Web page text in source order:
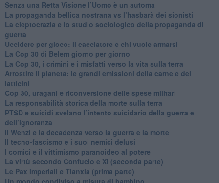
Senza una Retta Visione l’Uomo è un automa
​La propaganda bellica nostrana vs l’hasbarà dei sionisti
​La cleptocrazia e lo studio sociologico della propaganda di
guerra
​Uccidere per gioco: il cacciatore e chi vuole armarsi
​La Cop 30 di Belem giorno per giorno
La Cop 30, i crimini e i misfatti verso la vita sulla terra
Arrostire il pianeta: le grandi emissioni della carne e dei
latticini
​Cop 30, uragani e riconversione delle spese militari
La responsabilità storica della morte sulla terra
PTSD e suicidi svelano l’intento suicidario della guerra e
dell’ignoranza
Il Wenzi e la decadenza verso la guerra e la morte
​Il tecno-fascismo e i suoi nemici delusi
​I comici e il vittimismo paranoideo al potere
​La virtù secondo Confucio e Xi (seconda parte)
Le Pax imperiali e Tianxia (prima parte)
Un mondo condiviso a misura di bambino